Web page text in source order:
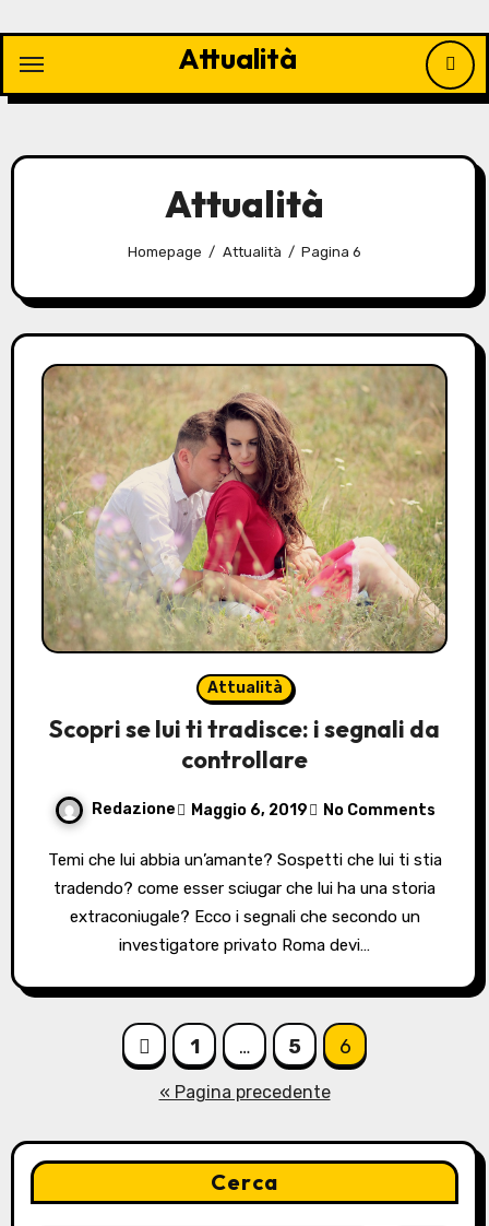
contenuto
Attualità
Attualità
Homepage Attualità Pagina 6
Attualità
Scopri se lui ti tradisce: i segnali da
controllare
Redazione Maggio 6, 2019 No Comments
Temi che lui abbia un’amante? Sospetti che lui ti stia
tradendo? come esser sciugar che lui ha una storia
extraconiugale? Ecco i segnali che secondo un
investigatore privato Roma devi…
Paginazione
articoli
1 … 5 6
« Pagina precedente
Cerca